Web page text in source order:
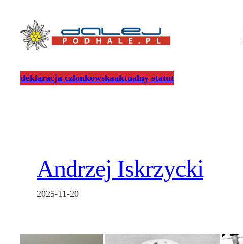
treści
deklaracja członkowskaaktualny statut
Andrzej Iskrzycki
2025-11-20